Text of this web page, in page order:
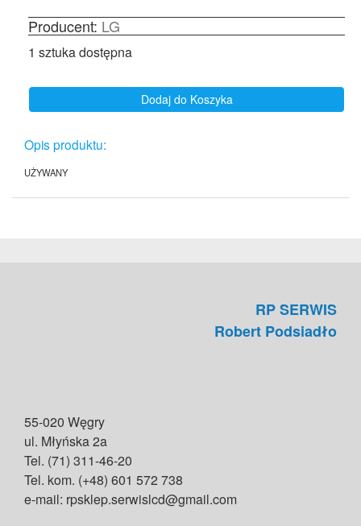
Producent: LG
1 sztuka dostępna
Dodaj do Koszyka
Opis produktu:
UŻYWANY
RP SERWIS
Robert Podsiadło
55-020 Węgry
ul. Młyńska 2a
Tel. (71) 311-46-20
Tel. kom. (+48) 601 572 738
e-mail: rpsklep.serwislcd@gmail.com